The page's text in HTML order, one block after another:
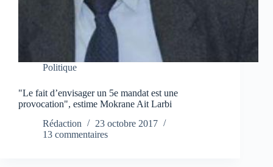
Politique
"Le fait d’envisager un 5e mandat est une
provocation", estime Mokrane Ait Larbi
Rédaction
23 octobre 2017
13 commentaires